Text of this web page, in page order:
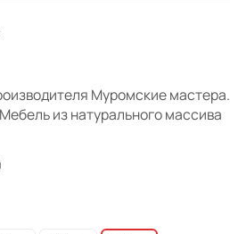
Муромские мастера.
из натурального массива